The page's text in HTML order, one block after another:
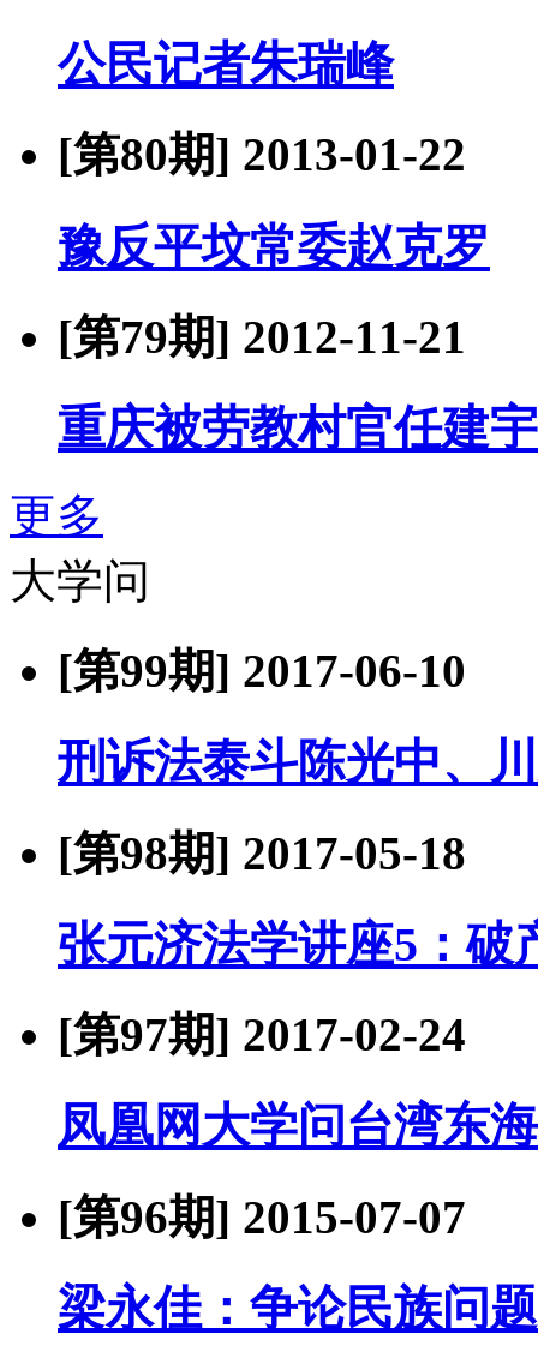
公民记者朱瑞峰
[第80期] 2013-01-22
豫反平坟常委赵克罗
[第79期] 2012-11-21
重庆被劳教村官任建宇
更多
大学问
[第99期] 2017-06-10
刑诉法泰斗陈光中、
[第98期] 2017-05-18
张元济法学讲座5：破
[第97期] 2017-02-24
凤凰网大学问台湾东
[第96期] 2015-07-07
梁永佳：争论民族问